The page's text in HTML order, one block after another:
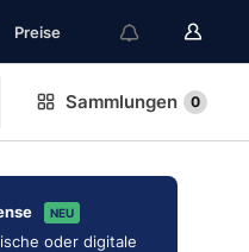
Preise
Sammlungen 0
NEU
oder digitale